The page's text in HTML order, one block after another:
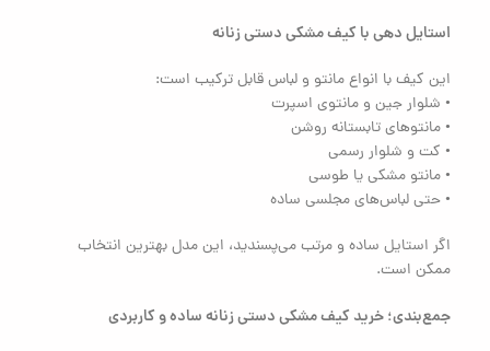
استایل دهی با کیف مشکی دستی زنانه
این کیف با انواع مانتو و لباس قابل ترکیب است:
• شلوار جین و مانتوی اسپرت
• مانتوهای تابستانه روشن
• کت و شلوار رسمی
• مانتو مشکی یا طوسی
• حتی لباس‌های مجلسی ساده
اگر استایل ساده و مرتب می‌پسندید، این مدل بهترین انتخاب
ممکن است.
جمع‌بندی؛ خرید کیف مشکی دستی زنانه ساده و کاربردی